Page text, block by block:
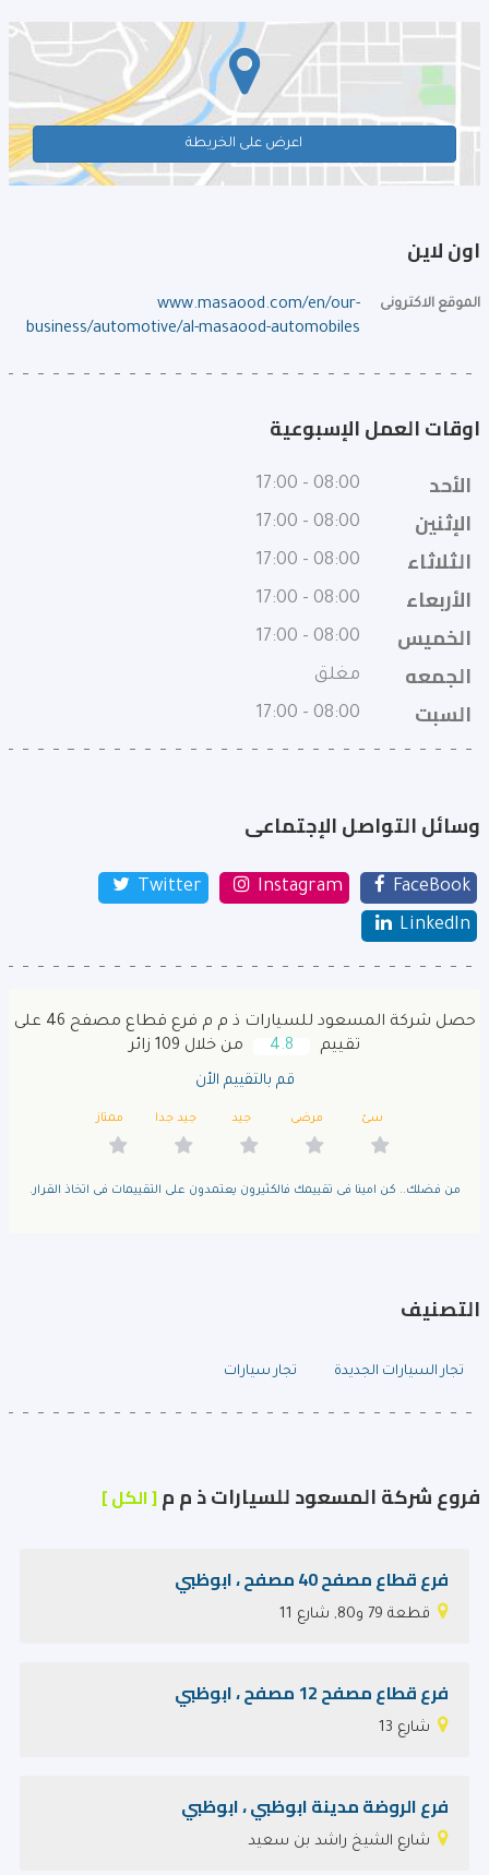
اعرض على الخريطة
اون لاين
الموقع الاكترونى
www.masaood.com/en/our-
business/automotive/al-masaood-automobiles
اوقات العمل الإسبوعية
الأحد
08:00 - 17:00
الإثنين 08:00 - 17:00
الثلاثاء 08:00 - 17:00
الأربعاء 08:00 - 17:00
الخميس 08:00 - 17:00
الجمعه مغلق
السبت 08:00 - 17:00
وسائل التواصل الإجتماعى
FaceBook
Instagram
Twitter
LinkedIn
حصل شركة المسعود للسيارات ذ م م فرع قطاع مصفح 46 على
تقييم
4.8 من خلال 109 زائر
قم بالتقييم الأن
سئ مرضى جيد جيد جدا ممتاز
من فضلك.. كن امينا فى تقييمك فالكثيرون يعتمدون على التقييمات فى اتخاذ القرار.
التصنيف
تجار السيارات الجديدة تجار سيارات
فروع شركة المسعود للسيارات ذ م م[ الكل ]
فرع قطاع مصفح 40 مصفح ، ابوظبي
قطعة 79 و80, شارع 11
فرع قطاع مصفح 12 مصفح ، ابوظبي
شارع 13
فرع الروضة مدينة ابوظبي ، ابوظبي
شارع الشيخ راشد بن سعيد